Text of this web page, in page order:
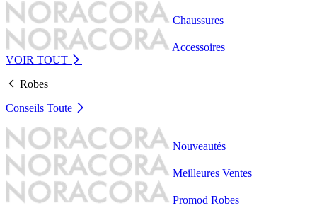
Chaussures
Accessoires
VOIR TOUT
Robes
Conseils Toute
Nouveautés
Meilleures Ventes
Promod Robes